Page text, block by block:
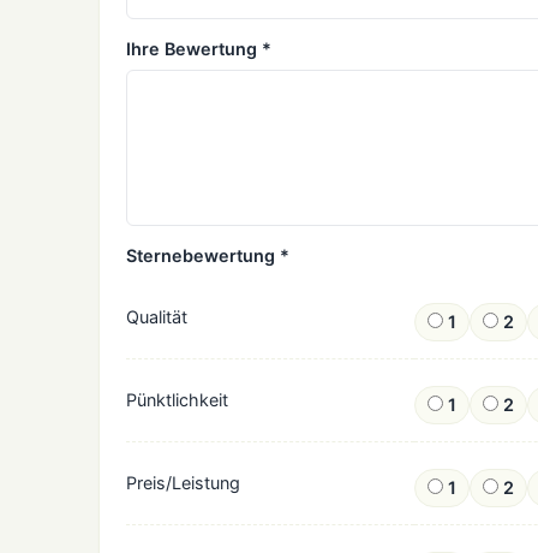
Ihre Bewertung *
Sternebewertung *
Qualität 1 2
Pünktlichkeit 1 2
Preis/Leistung 1 2